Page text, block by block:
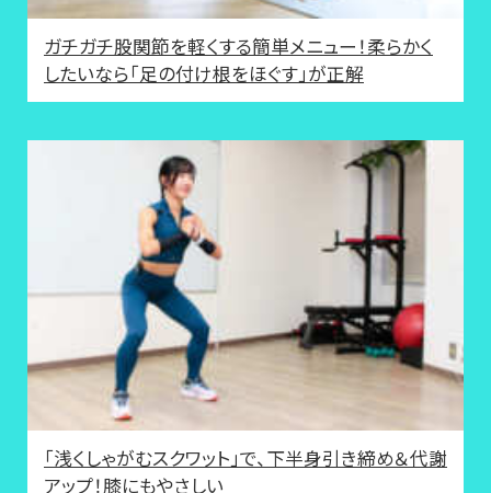
ガチガチ股関節を軽くする簡単メニュー！柔らかく
したいなら「足の付け根をほぐす」が正解
「浅くしゃがむスクワット」で、下半身引き締め＆代謝
アップ！膝にもやさしい